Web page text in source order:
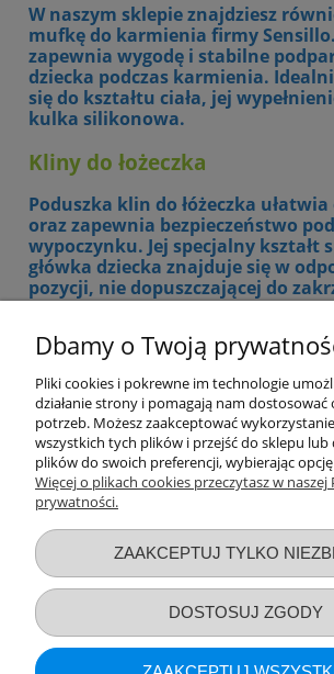
W naszym sklepie znajdziesz
mufkę do karmienia firmy
zapewnia wygodę i stabilne
dziecka podczas karmienia.
się do kształtu ciała, jej
kulka silikonowa.
Kliny do łożeczka
Poduszka klin do łóżeczka
oraz zapewnia bezpieczeństwo
wypoczynku. Jej specjalny kształt
główka dziecka znajduje się w
pozycji, nie dopuszczającej do
pokarmem. Wykonane są z
Znajdziesz u nas również
pianki memory. Poduszka ta
kształtu głowy podczas snu i
odkształceniu delikatnej główki
Zapewnia odpowiednie
pozycjach snu.
Dbamy o Twoją
Pliki cookies i pokrewne im technologie
działanie strony i pomagają nam dostosować
potrzeb. Możesz zaakceptować
wszystkich tych plików i przejść do sklepu lub
plików do swoich preferencji, wybierając
Więcej o plikach cookies przeczytasz w naszej
prywatności.
ZAAKCEPTUJ TYLKO
DOSTOSUJ ZGODY